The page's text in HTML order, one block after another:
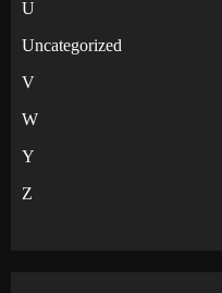
U
Uncategorized
V
W
Y
Z